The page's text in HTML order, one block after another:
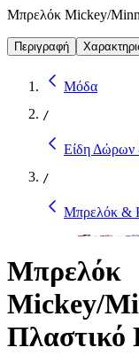
Μπρελόκ Mickey/
Περιγραφή
Μόδα
/
Είδη Δώρων
/
Μπρελόκ &
Μπρελόκ
Mickey/
Πλαστικό